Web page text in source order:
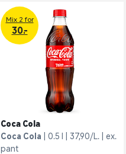
Mix 2 for
30.-
Coca Cola
Coca Cola
0.5 l 37,90/L.
ex.
pant